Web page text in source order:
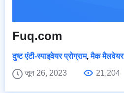
Fuq.com
दुष्ट एंटी-स्पाइवेयर प्रोग्राम,मैक मैलवेयर
जून 26, 2023
21,204